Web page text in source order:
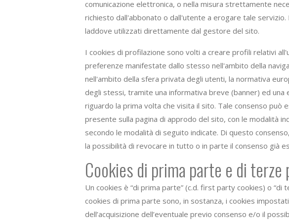
comunicazione elettronica, o nella misura strettamente
richiesto dall'abbonato o dall'utente a erogare tale
laddove utilizzati direttamente dal gestore del sito.
I cookies di profilazione sono volti a creare profili relativi
preferenze manifestate dallo stesso nell'ambito della
nell'ambito della sfera privata degli utenti, la normativa
degli stessi, tramite una informativa breve (banner) ed
riguardo la prima volta che visita il sito. Tale consenso
presente sulla pagina di approdo del sito, con le modalità
secondo le modalità di seguito indicate. Di questo
la possibilità di revocare in tutto o in parte il consenso già
Cookies di prima parte e di terze
Un cookies è “di prima parte” (c.d. first party cookies) o
cookies di prima parte sono, in sostanza, i cookies
dell’acquisizione dell’eventuale previo consenso e/o il